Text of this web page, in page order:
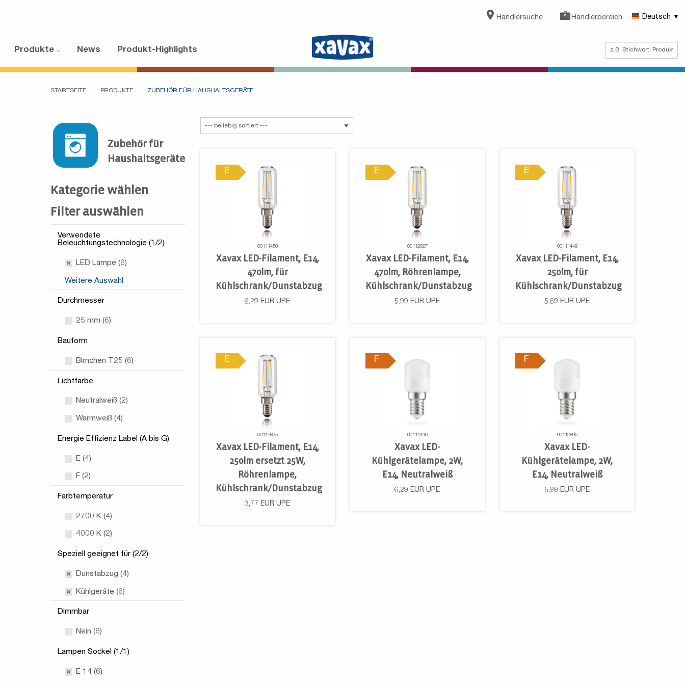
Händlersuche Händlerbereich Deutsch
Produkte News Produkt-Highlights
STARTSEITE PRODUKTE ZUBEHÖR FÜR HAUSHALTSGERÄTE
Zubehör für
Haushaltsgeräte
Kategorie wählen
Filter auswählen
Verwendete
Beleuchtungstechnologie (1/2)
LED Lampe (6)
Weitere Auswahl
Durchmesser
25 mm (6)
Bauform
Birnchen T25 (6)
Lichtfarbe
Neutralweiß (2)
Warmweiß (4)
Energie Effizienz Label (A bis G)
E (4)
F (2)
Farbtemperatur
2700 K (4)
4000 K (2)
Speziell geeignet für (2/2)
Dunstabzug (4)
Kühlgeräte (6)
Dimmbar
Nein (6)
Lampen Sockel (1/1)
E 14 (6)
E
00111450
Xavax LED-Filament, E14,
470lm, für
Kühlschrank/Dunstabzug
6,29 EUR UPE
E
00112827
Xavax LED-Filament, E14,
470lm, Röhrenlampe,
Kühlschrank/Dunstabzug
5,99 EUR UPE
E
00111449
Xavax LED-Filament, E14,
250lm, für
Kühlschrank/Dunstabzug
5,69 EUR UPE
E
00112825
Xavax LED-Filament, E14,
250lm ersetzt 25W,
Röhrenlampe,
Kühlschrank/Dunstabzug
3,77 EUR UPE
F
00111446
Xavax LED-
Kühlgerätelampe, 2W,
E14, Neutralweiß
6,29 EUR UPE
F
00112895
Xavax LED-
Kühlgerätelampe, 2W,
E14, Neutralweiß
5,99 EUR UPE